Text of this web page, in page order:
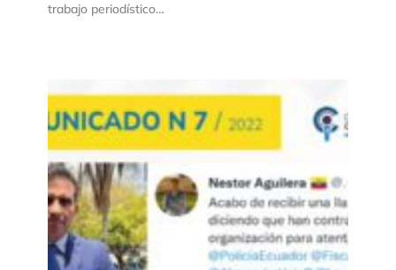
trabajo periodístico…